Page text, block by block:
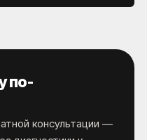
по-
консультации —